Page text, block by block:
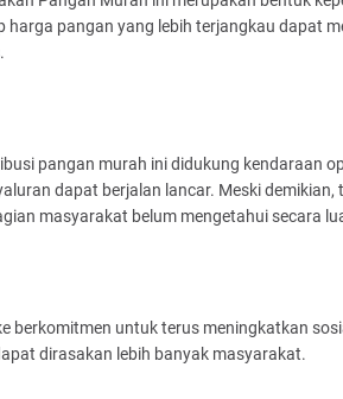
harga pangan yang lebih terjangkau dapat
pangan murah ini didukung kendaraan
dapat berjalan lancar. Meski
masyarakat belum mengetahui secara
berkomitmen untuk terus meningkatkan
dirasakan lebih banyak masyarakat.